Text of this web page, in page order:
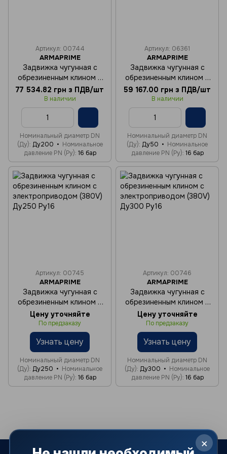
Артикул: 00744
ARMAPRIME
Задвижка чугунная с
обрезиненным клином c
электроприводом (380V)
Ду200 Ру16
77 534.82 грн з ПДВ/шт
В наличии
Номинальный диаметр DN
(Ду) Ду200
Номинальное
давление PN (Ру) 16 бар
Артикул: 06361
ARMAPRIME
Задвижка чугунная с
обрезиненным клином c
электроприводом (380V)
Ду50 Ру16
59 167.00 грн з ПДВ/шт
В наличии
Номинальный диаметр DN
(Ду) Ду50
Номинальное
давление PN (Ру) 16 бар
Артикул: 00745
ARMAPRIME
Задвижка чугунная с
обрезиненным клином c
электроприводом (380V)
Ду250 Ру16
Цену уточняйте
По предзаказу
Узнать цену
Номинальный диаметр DN
(Ду) Ду250
Номинальное
давление PN (Ру) 16 бар
Артикул: 00746
ARMAPRIME
Задвижка чугунная с
обрезиненным клином c
электроприводом (380V)
Ду300 Ру16
Цену уточняйте
По предзаказу
Узнать цену
Номинальный диаметр DN
(Ду) Ду300
Номинальное
давление PN (Ру) 16 бар
×